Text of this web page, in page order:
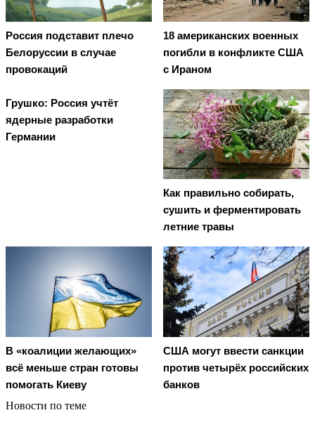
Россия подставит плечо
Белоруссии в случае
провокаций
18 американских военных
погибли в конфликте США
с Ираном
Грушко: Россия учтёт
ядерные разработки
Германии
Как правильно собирать,
сушить и ферментировать
летние травы
В «коалиции желающих»
всё меньше стран готовы
помогать Киеву
США могут ввести санкции
против четырёх российских
банков
Новости по теме